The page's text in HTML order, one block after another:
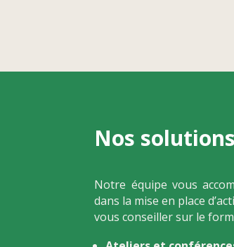
Nos
Notre équipe vous
dans la mise en place
vous conseiller sur le